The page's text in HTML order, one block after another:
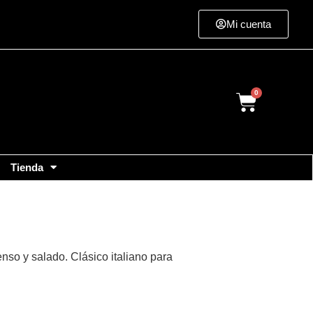
Mi cuenta
Cart
Tienda
y salado. Clásico italiano para